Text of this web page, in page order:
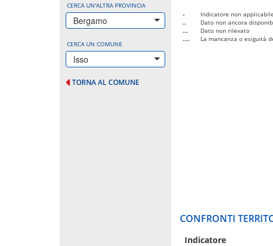
CERCA UN'ALTRA PROVINCIA
Bergamo
CERCA UN COMUNE
Isso
TORNA AL COMUNE
-
Indicatore non
..
Dato non ancora
...
Dato non rilevato
....
La mancanza o esiguità
CONFRONTI
Indicatore